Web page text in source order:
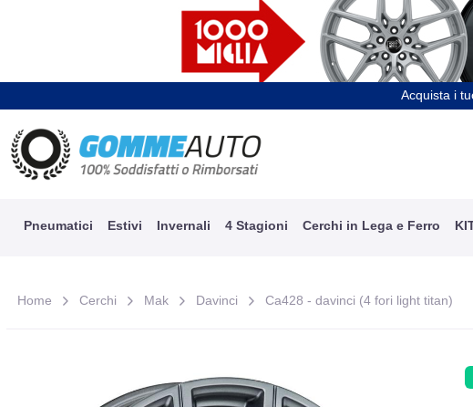
Acquista i
Pneumatici Estivi Invernali 4 Stagioni Cerchi in Lega e Ferro
Home Cerchi Mak Davinci Ca428 - davinci (4 fori light titan)